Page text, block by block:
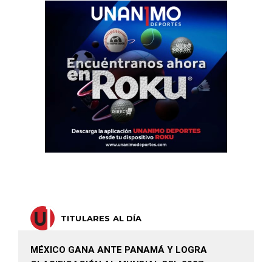
TITULARES AL DÍA
MÉXICO GANA ANTE PANAMÁ Y LOGRA